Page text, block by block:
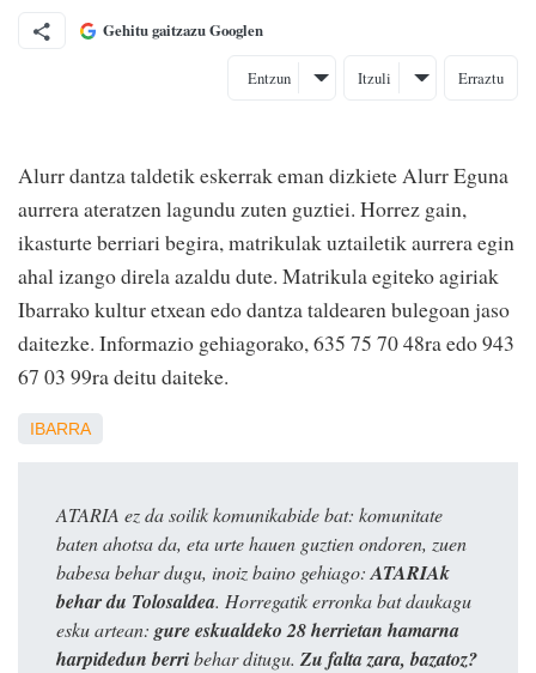
Gehitu gaitzazu Googlen
Entzun Itzuli Erraztu
Alurr dantza taldetik eskerrak eman dizkiete Alurr Eguna
aurrera ateratzen lagundu zuten guztiei. Horrez gain,
ikasturte berriari begira, matrikulak uztailetik aurrera egin
ahal izango direla azaldu dute. Matrikula egiteko agiriak
Ibarrako kultur etxean edo dantza taldearen bulegoan jaso
daitezke. Informazio gehiagorako, 635 75 70 48ra edo 943
67 03 99ra deitu daiteke.
IBARRA
ATARIA ez da soilik komunikabide bat: komunitate
baten ahotsa da, eta urte hauen guztien ondoren, zuen
babesa behar dugu, inoiz baino gehiago: ATARIAk
behar du Tolosaldea. Horregatik erronka bat daukagu
esku artean: gure eskualdeko 28 herrietan hamarna
harpidedun berribehar ditugu. Zu falta zara, bazatoz?